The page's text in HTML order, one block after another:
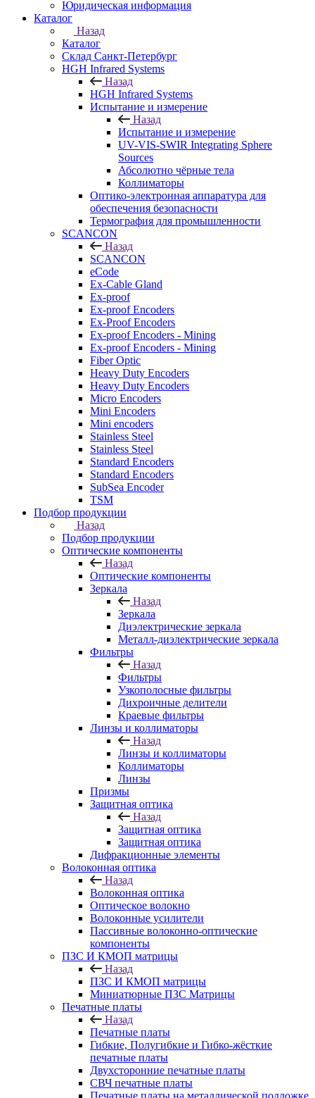
Юридическая информация
Каталог
Назад
Каталог
Cклад Санкт-Петербург
HGH Infrared Systems
Назад
HGH Infrared Systems
Испытание и измерение
Назад
Испытание и измерение
UV-VIS-SWIR Integrating Sphere
Sources
Абсолютно чёрные тела
Коллиматоры
Оптико-электронная аппаратура для
обеспечения безопасности
Термография для промышленности
SCANCON
Назад
SCANCON
eCode
Ex-Cable Gland
Ex-proof
Ex-proof Encoders
Ex-Proof Encoders
Ex-proof Encoders - Mining
Ex-proof Encoders - Mining
Fiber Optic
Heavy Duty Encoders
Heavy Duty Encoders
Micro Encoders
Mini Encoders
Mini encoders
Stainless Steel
Stainless Steel
Standard Encoders
Standard Encoders
SubSea Encoder
TSM
Подбор продукции
Назад
Подбор продукции
Оптические компоненты
Назад
Оптические компоненты
Зеркала
Назад
Зеркала
Диэлектрические зеркала
Металл-диэлектрические зеркала
Фильтры
Назад
Фильтры
Узкополосные фильтры
Дихроичные делители
Краевые фильтры
Линзы и коллиматоры
Назад
Линзы и коллиматоры
Коллиматоры
Линзы
Призмы
Защитная оптика
Назад
Защитная оптика
Защитная оптика
Дифракционные элементы
Волоконная оптика
Назад
Волоконная оптика
Оптическое волокно
Волоконные усилители
Пассивные волоконно-оптические
компоненты
ПЗС И КМОП матрицы
Назад
ПЗС И КМОП матрицы
Миниатюрные ПЗС Матрицы
Печатные платы
Назад
Печатные платы
Гибкие, Полугибкие и Гибко-жёсткие
печатные платы
Двухсторонние печатные платы
СВЧ печатные платы
Печатные платы на металлической подложке